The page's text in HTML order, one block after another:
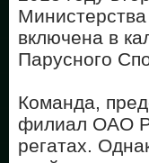
включена в
Парусного
Команда,
филиал ОАО
регатах.